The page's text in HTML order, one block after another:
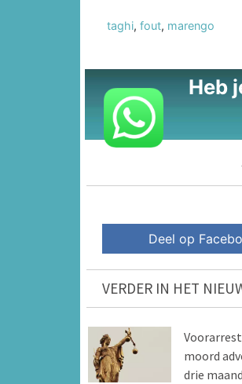
taghi, fout, marengo
Heb
Deel op
VERDER IN HET
moord
drie